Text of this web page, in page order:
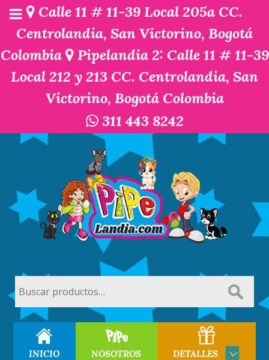
Calle 11 # 11-39 Local 205a CC.
Centrolandia, San Victorino, Bogotá
Colombia
Pipelandia 2: Calle 11 # 11-39
Local 212 y 213 CC. Centrolandia, San
Victorino, Bogotá Colombia
311 443 8242
por:
INICIO NOSOTROS DETALLES